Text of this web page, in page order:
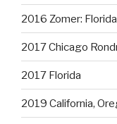
2016 Zomer: Florida
2017 Chicago
2017 Florida
2019 California,